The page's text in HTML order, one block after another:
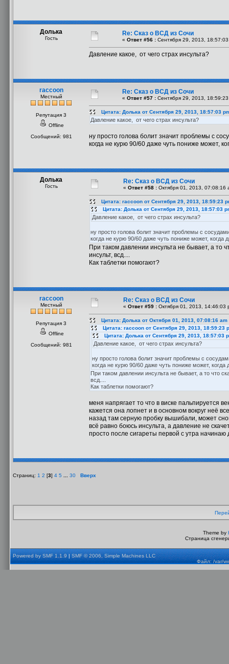
Долька
Гость
Re: Сказ о ВСД из Сочи
« Ответ #56 : Сентября 29, 2013,
Давление какое, от чего страх инсульта?
raccoon
Местный
Репутация 3
Offline
Сообщений: 981
Re: Сказ о ВСД из Сочи
« Ответ #57 : Сентября 29, 2013,
Цитата: Долька от Сентября 29, 2013, 18:57:03
Давление какое, от чего страх инсульта?
ну просто голова болит значит проблемы с
когда не курю 90/60 даже чуть пониже может,
Долька
Гость
Re: Сказ о ВСД из Сочи
« Ответ #58 : Октября 01, 2013, 07:08:16
Цитата: raccoon от Сентября 29, 2013, 18:59:23
Цитата: Долька от Сентября 29, 2013, 18:57:03
Давление какое, от чего страх инсульта?
ну просто голова болит значит проблемы с
когда не курю 90/60 даже чуть пониже может, когда
При таком давлении инсульта не бывает, а то
инсульт, всд....
Как таблетки помогают?
raccoon
Местный
Репутация 3
Offline
Сообщений: 981
Re: Сказ о ВСД из Сочи
« Ответ #59 : Октября 01, 2013, 14:46:03
Цитата: Долька от Октября 01, 2013, 07:08:16 am
Цитата: raccoon от Сентября 29, 2013, 18:59:23
Цитата: Долька от Сентября 29, 2013, 18:57:03
Давление какое, от чего страх инсульта?
ну просто голова болит значит проблемы с
когда не курю 90/60 даже чуть пониже может,
При таком давлении инсульта не бывает, а то что
всд....
Как таблетки помогают?
меня напрягает то что в виске пальпируется
кажется она лопнет и в основном вокруг неё
назад там серную пробку вышибали, может
всё равно боюсь инсульта, а давление не
просто после сигареты первой с утра начинаю
Страниц: 1 2 [3] 4 5 30 Вверх
Theme by
Страница
Powered by SMF 1.1.9|SMF © 2006, Simple Machines LLC
Файл: /var/